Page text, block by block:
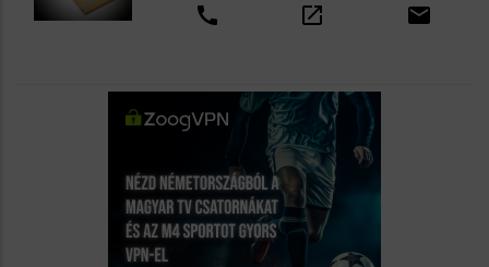
call open_in_new email